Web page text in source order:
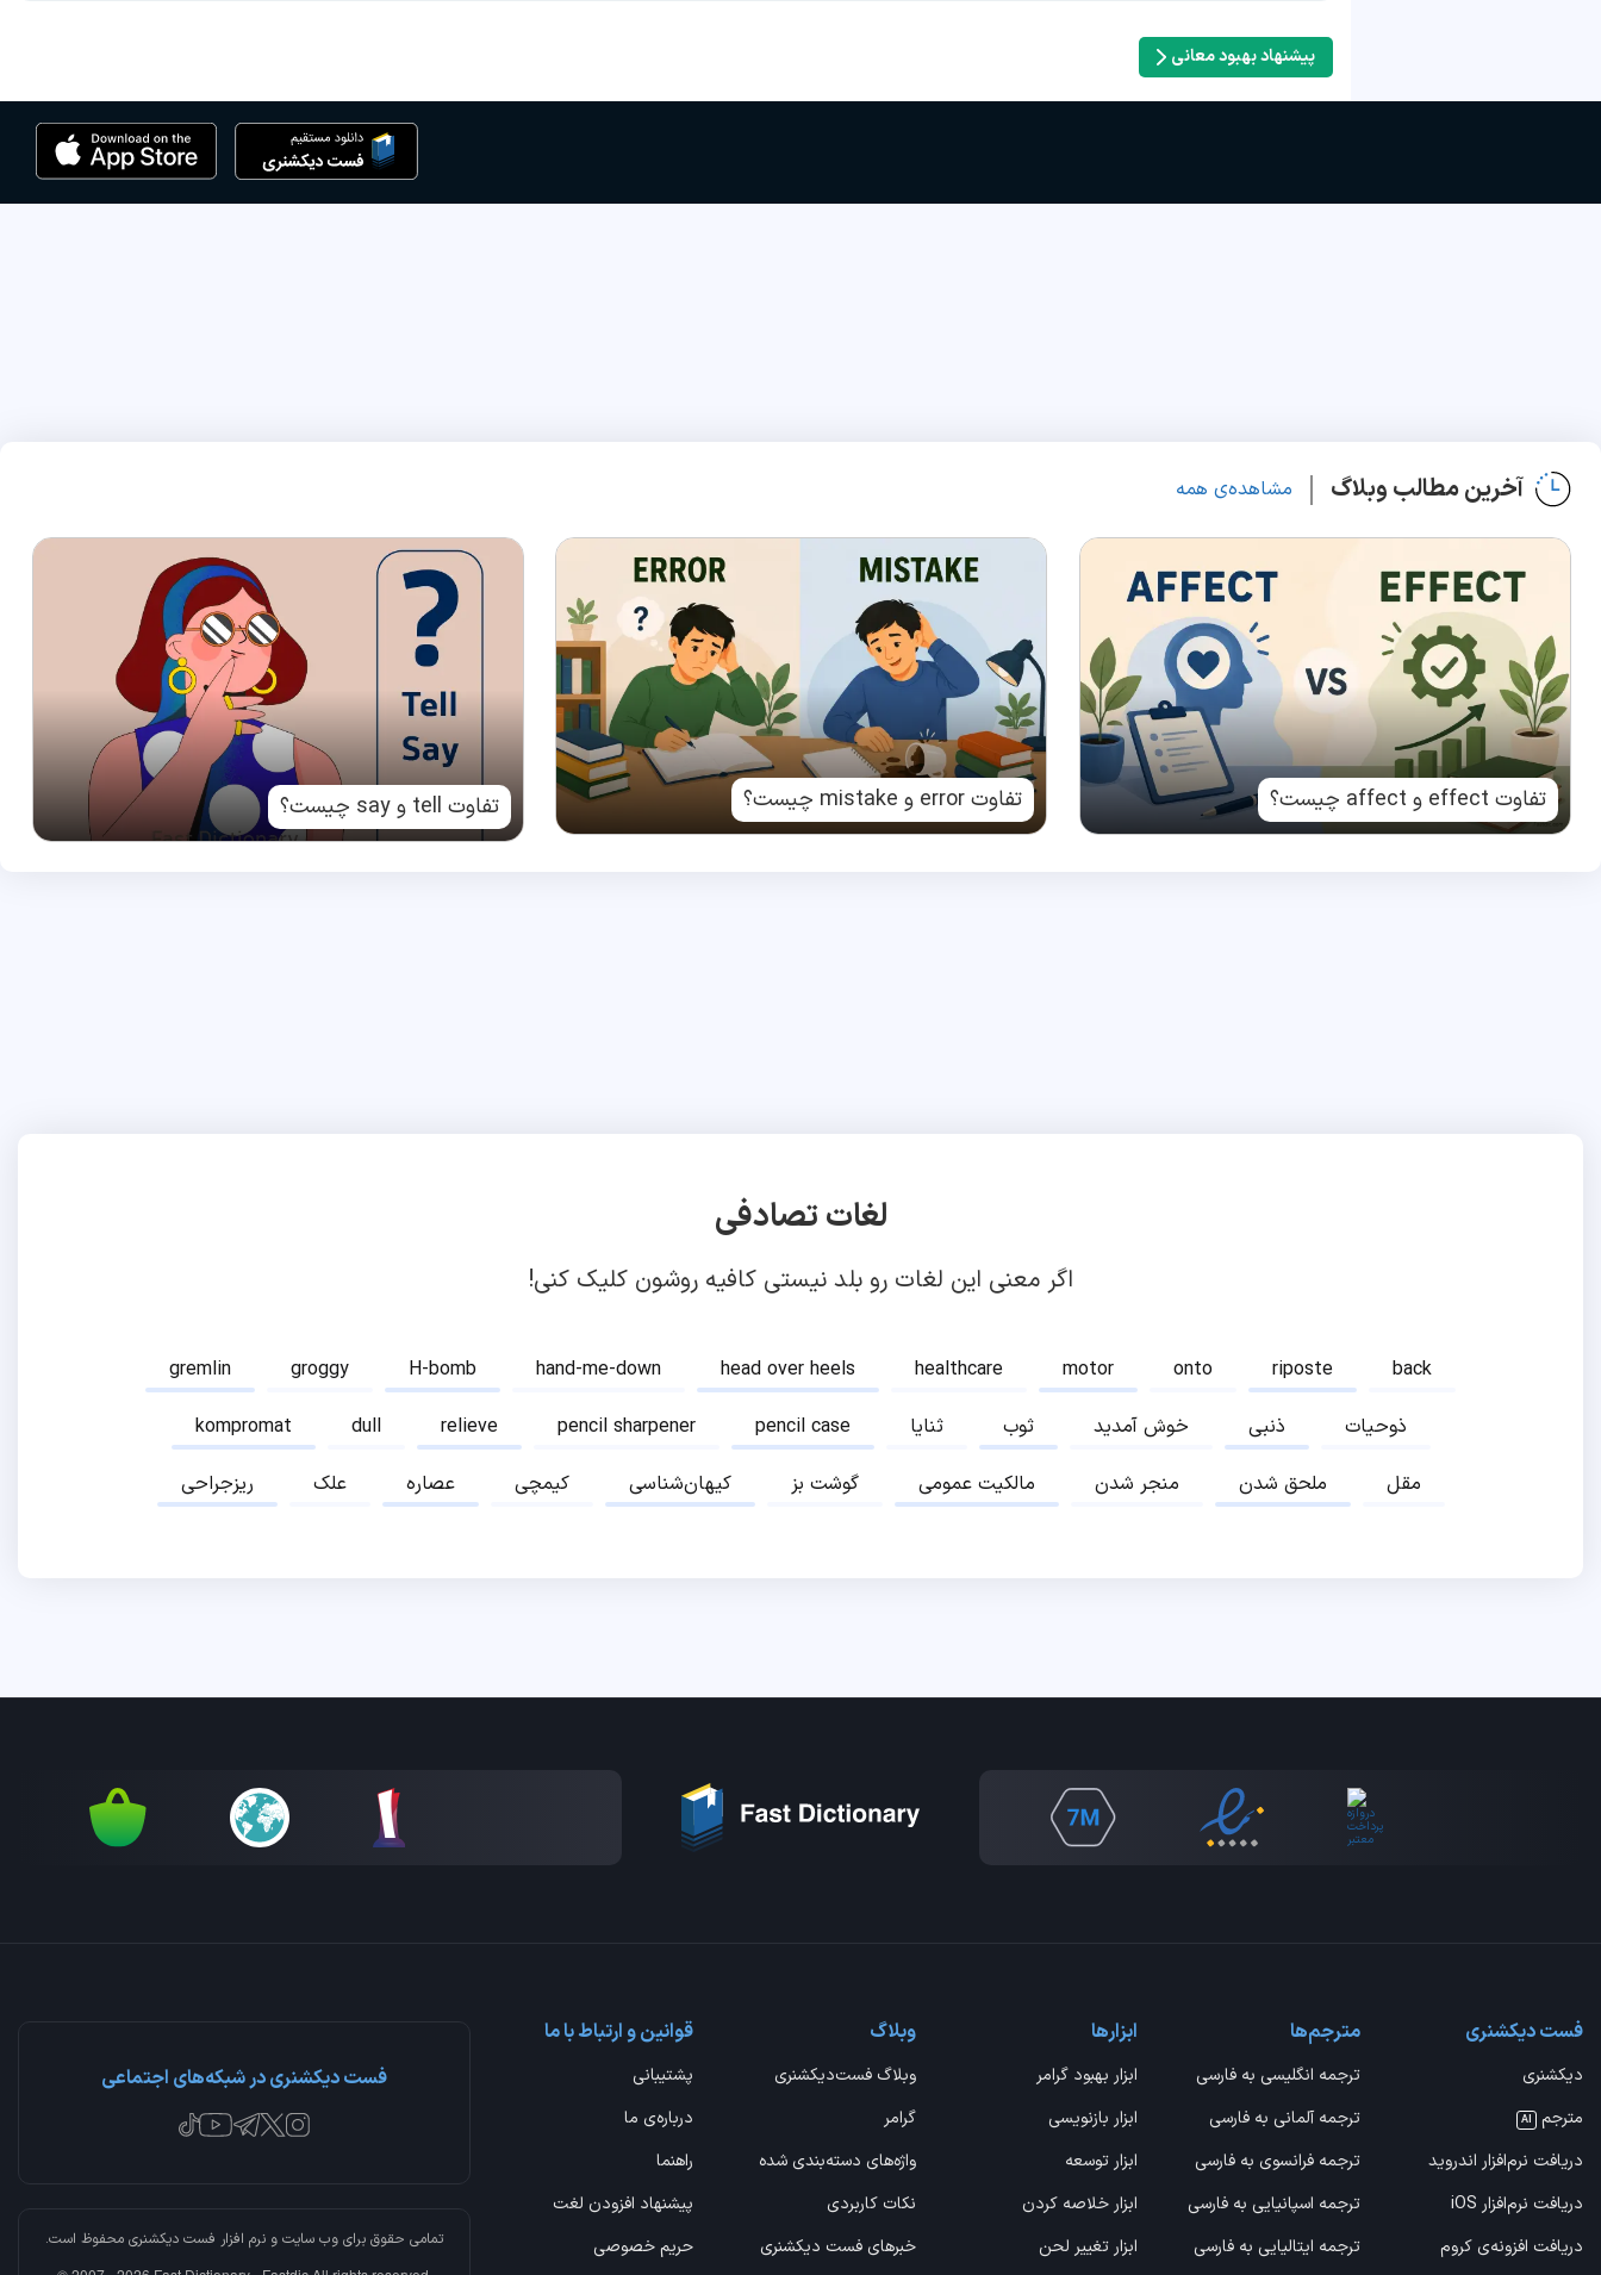
پیشنهاد بهبود معانی
آخرین مطالب وبلاگ مشاهده‌ی همه
تفاوت effect و affect چیست؟ تفاوت error و mistake چیست؟ تفاوت tell و say چیست؟
لغات تصادفی
اگر معنی این لغات رو بلد نیستی کافیه روشون کلیک کنی!
gremlin groggy H-bomb hand-me-down head over heels healthcare motor onto riposte
back
kompromat
dull relieve pencil sharpener pencil case ثنایا ثوب خوش آمدید ذنبی
ذوحیات
ریزجراحی
علک عصاره کیمچی کیهان‌شناسی گوشت بز مالکیت عمومی منجر شدن ملحق شدن مقل
فست دیکشنری
دیکشنری
مترجم
AI
دریافت نرم‌افزار اندروید
دریافت نرم‌افزار iOS
دریافت افزونه‌ی کروم
مترجم‌ها
ترجمه انگلیسی به فارسی
ترجمه آلمانی به فارسی
ترجمه فرانسوی به فارسی
ترجمه اسپانیایی به فارسی
ترجمه ایتالیایی به فارسی
ابزارها
ابزار بهبود گرامر
ابزار بازنویسی
ابزار توسعه
ابزار خلاصه کردن
ابزار تغییر لحن
وبلاگ
وبلاگ فست‌دیکشنری
گرامر
واژه‌های دسته‌بندی شده
نکات کاربردی
خبرهای فست دیکشنری
قوانین و ارتباط با ما
پشتیبانی
درباره‌ی ما
راهنما
پیشنهاد افزودن لغت
حریم خصوصی
فست دیکشنری در شبکه‌های اجتماعی
تمامی حقوق برای وب سایت و نرم افزار فست دیکشنریمحفوظ است.